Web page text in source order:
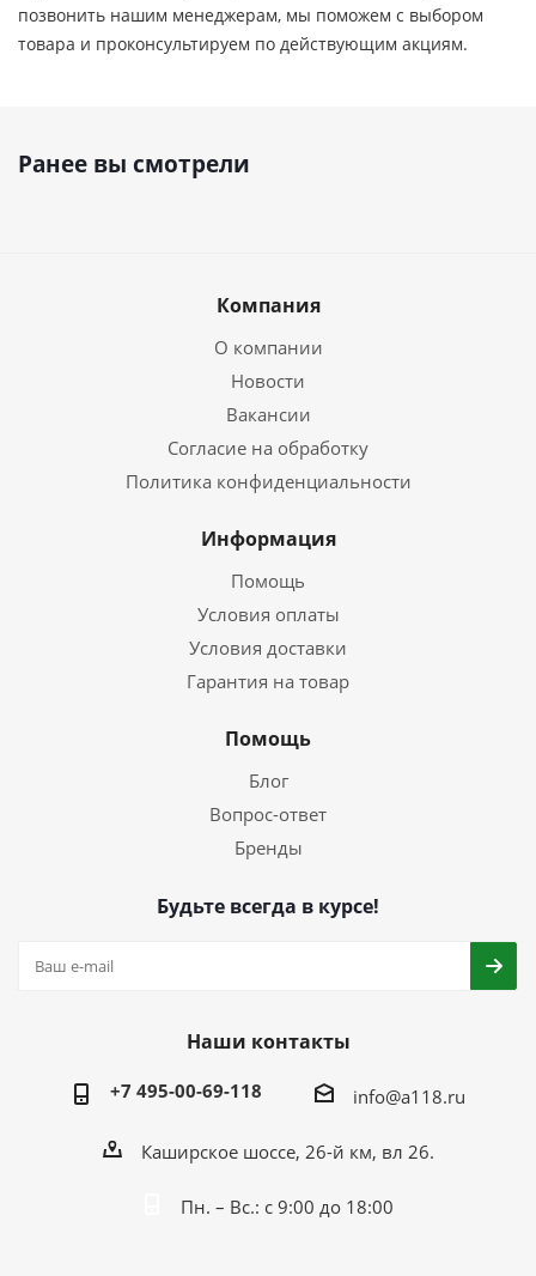
позвонить нашим менеджерам, мы поможем с выбором
товара и проконсультируем по действующим акциям.
Ранее вы смотрели
Компания
О компании
Новости
Вакансии
Согласие на обработку
Политика конфиденциальности
Информация
Помощь
Условия оплаты
Условия доставки
Гарантия на товар
Помощь
Блог
Вопрос-ответ
Бренды
Будьте всегда в курсе!
Наши контакты
+7 495-00-69-118 info@a118.ru
Каширское шоссе, 26-й км, вл 26.
Пн. – Вс.: с 9:00 до 18:00